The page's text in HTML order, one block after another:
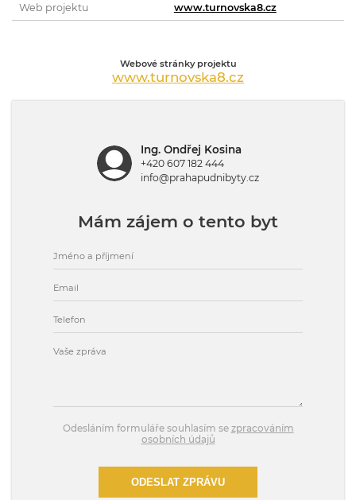
Web projektu www.turnovska8.cz
Webové stránky projektu
www.turnovska8.cz
Ing. Ondřej Kosina
+420 607 182 444
info@prahapudnibyty.cz
Mám zájem o tento byt
Odesláním formuláře souhlasím se zpracováním
osobních údajů
ODESLAT ZPRÁVU